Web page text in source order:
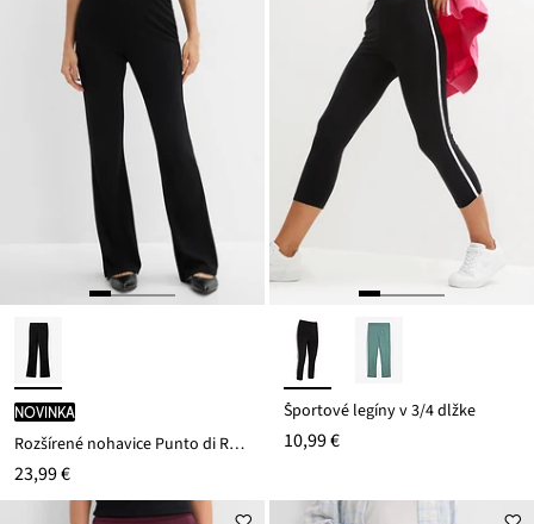
novinka
Rozšírené nohavice Punto di Roma
23,99 €
Športové legíny v 3/4 dĺžke
10,99 €